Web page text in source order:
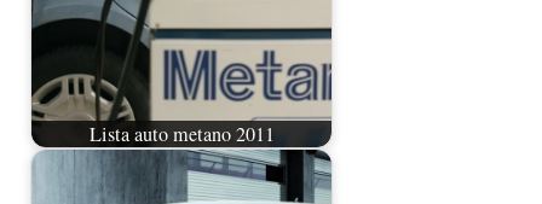
Lista auto metano 2011